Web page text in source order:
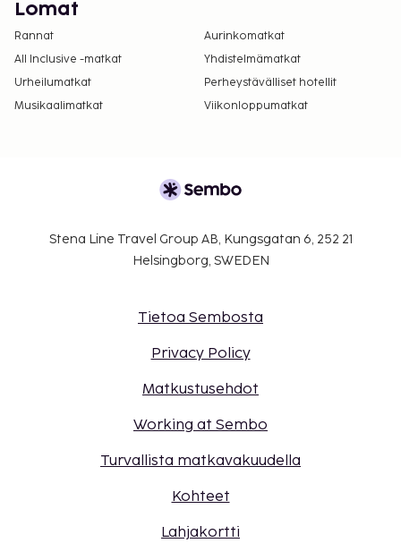
Lomat
Rannat
Aurinkomatkat
All Inclusive -matkat
Yhdistelmämatkat
Urheilumatkat
Perheystävälliset hotellit
Musikaalimatkat
Viikonloppumatkat
Stena Line Travel Group AB, Kungsgatan 6, 252 21
Helsingborg, SWEDEN
Tietoa Sembosta
Privacy Policy
Matkustusehdot
Working at Sembo
Turvallista matkavakuudella
Kohteet
Lahjakortti